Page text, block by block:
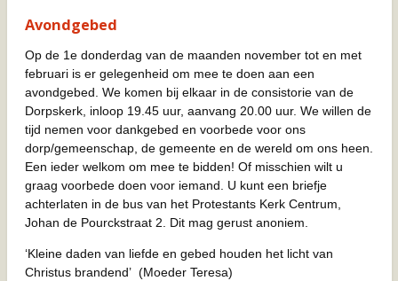
Avondgebed
Op de 1e donderdag van de maanden november tot en met
februari is er gelegenheid om mee te doen aan een
avondgebed. We komen bij elkaar in de consistorie van de
Dorpskerk, inloop 19.45 uur, aanvang 20.00 uur. We willen de
tijd nemen voor dankgebed en voorbede voor ons
dorp/gemeenschap, de gemeente en de wereld om ons heen.
Een ieder welkom om mee te bidden! Of misschien wilt u
graag voorbede doen voor iemand. U kunt een briefje
achterlaten in de bus van het Protestants Kerk Centrum,
Johan de Pourckstraat 2. Dit mag gerust anoniem.
‘Kleine daden van liefde en gebed houden het licht van
Christus brandend’ (Moeder Teresa)